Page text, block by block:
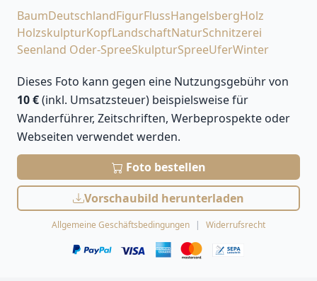
BaumDeutschlandFigurFlussHangelsbergHolz
HolzskulpturKopfLandschaftNaturSchnitzerei
Seenland Oder-SpreeSkulpturSpreeUferWinter
Dieses Foto kann gegen eine Nutzungsgebühr von
10 €(inkl. Umsatzsteuer) beispielsweise für
Wanderführer, Zeitschriften, Werbeprospekte oder
Webseiten verwendet werden.
Foto bestellen
Vorschaubild herunterladen
Allgemeine Geschäftsbedingungen Widerrufsrecht